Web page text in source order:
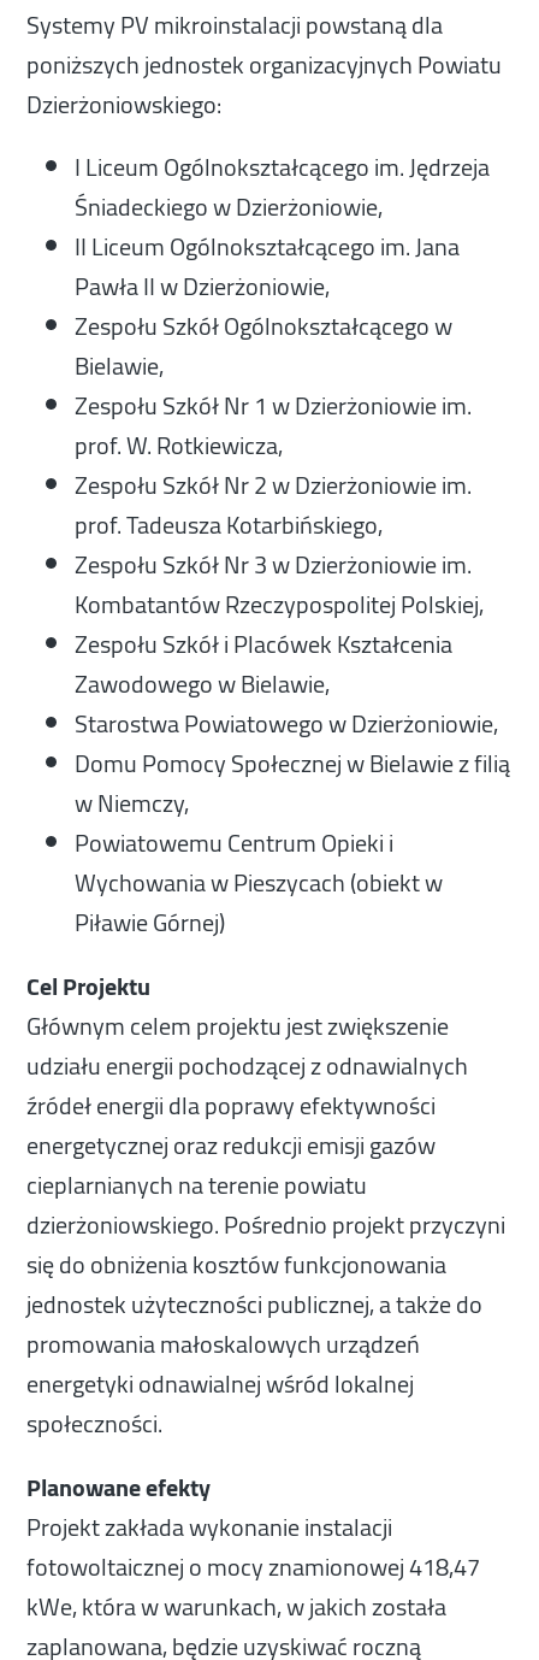
Systemy PV mikroinstalacji powstaną dla
poniższych jednostek organizacyjnych Powiatu
Dzierżoniowskiego:
I Liceum Ogólnokształcącego im. Jędrzeja
Śniadeckiego w Dzierżoniowie,
II Liceum Ogólnokształcącego im. Jana
Pawła II w Dzierżoniowie,
Zespołu Szkół Ogólnokształcącego w
Bielawie,
Zespołu Szkół Nr 1 w Dzierżoniowie im.
prof. W. Rotkiewicza,
Zespołu Szkół Nr 2 w Dzierżoniowie im.
prof. Tadeusza Kotarbińskiego,
Zespołu Szkół Nr 3 w Dzierżoniowie im.
Kombatantów Rzeczypospolitej Polskiej,
Zespołu Szkół i Placówek Kształcenia
Zawodowego w Bielawie,
Starostwa Powiatowego w Dzierżoniowie,
Domu Pomocy Społecznej w Bielawie z filią
w Niemczy,
Powiatowemu Centrum Opieki i
Wychowania w Pieszycach (obiekt w
Piławie Górnej)
Cel Projektu
Głównym celem projektu jest zwiększenie
udziału energii pochodzącej z odnawialnych
źródeł energii dla poprawy efektywności
energetycznej oraz redukcji emisji gazów
cieplarnianych na terenie powiatu
dzierżoniowskiego. Pośrednio projekt przyczyni
się do obniżenia kosztów funkcjonowania
jednostek użyteczności publicznej, a także do
promowania małoskalowych urządzeń
energetyki odnawialnej wśród lokalnej
społeczności.
Planowane efekty
Projekt zakłada wykonanie instalacji
fotowoltaicznej o mocy znamionowej 418,47
kWe, która w warunkach, w jakich została
zaplanowana, będzie uzyskiwać roczną